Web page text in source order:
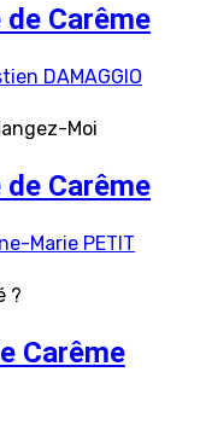
Carême
DAMAGGIO
Moi
Carême
Marie PETIT
?
Carême